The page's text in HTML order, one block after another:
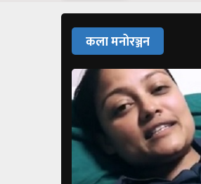
कला मनोरञ्जन